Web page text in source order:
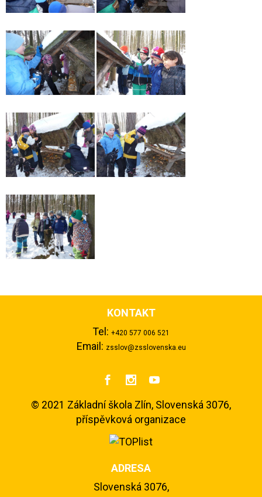
KONTAKT
Tel: +420 577 006 521
Email: zsslov@zsslovenska.eu
  
© 2021 Základní škola Zlín, Slovenská 3076,
příspěvková organizace
ADRESA
Slovenská 3076,